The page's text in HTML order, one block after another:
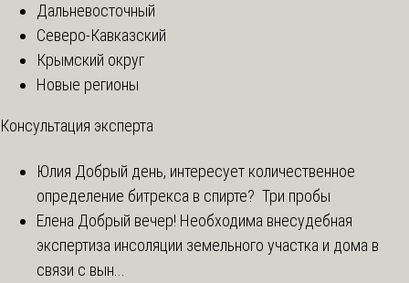
Дальневосточный
Северо-Кавказский
Крымский округ
Новые регионы
Консультация эксперта
Юлия Добрый день, интересует количественное
определение битрекса в спирте? Три пробы
Елена Добрый вечер! Необходима внесудебная
экспертиза инсоляции земельного участка и дома в
связи с вын...